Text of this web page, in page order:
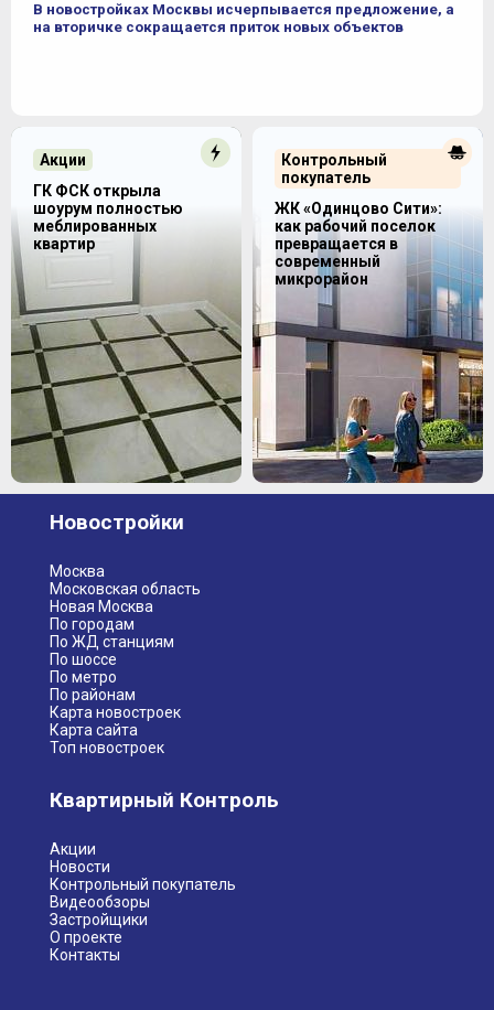
В новостройках Москвы исчерпывается предложение, а
на вторичке сокращается приток новых объектов
Контрольный
покупатель
ЖК «Одинцово Сити»:
как рабочий поселок
превращается в
современный
микрорайон
Акции
ГК ФСК открыла
шоурум полностью
меблированных
квартир
Новостройки
Москва
Московская область
Новая Москва
По городам
По ЖД станциям
По шоссе
По метро
По районам
Карта новостроек
Карта сайта
Топ новостроек
Квартирный Контроль
Акции
Новости
Контрольный покупатель
Видеообзоры
Застройщики
О проекте
Контакты